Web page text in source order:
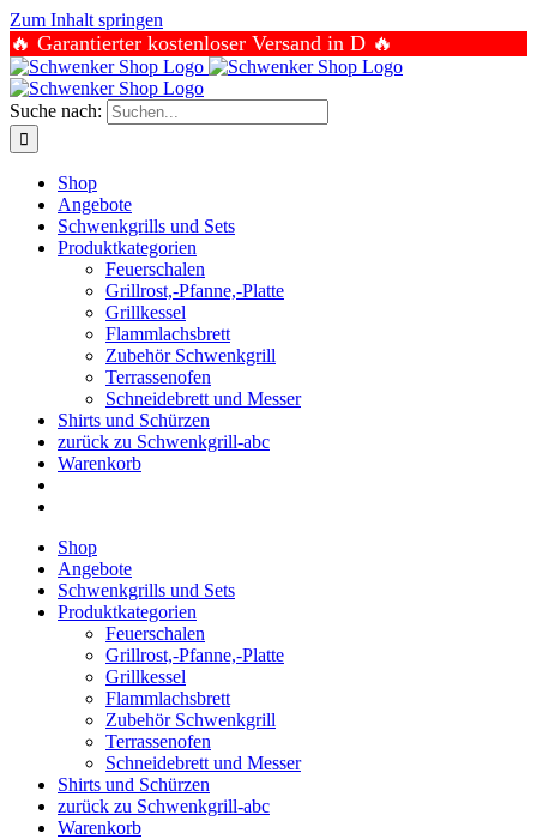
Zum Inhalt springen
🔥 Garantierter kostenloser Versand in D 🔥
Suche nach:
Shop
Angebote
Schwenkgrills und Sets
Produktkategorien
Feuerschalen
Grillrost,-Pfanne,-Platte
Grillkessel
Flammlachsbrett
Zubehör Schwenkgrill
Terrassenofen
Schneidebrett und Messer
Shirts und Schürzen
zurück zu Schwenkgrill-abc
Warenkorb
Shop
Angebote
Schwenkgrills und Sets
Produktkategorien
Feuerschalen
Grillrost,-Pfanne,-Platte
Grillkessel
Flammlachsbrett
Zubehör Schwenkgrill
Terrassenofen
Schneidebrett und Messer
Shirts und Schürzen
zurück zu Schwenkgrill-abc
Warenkorb